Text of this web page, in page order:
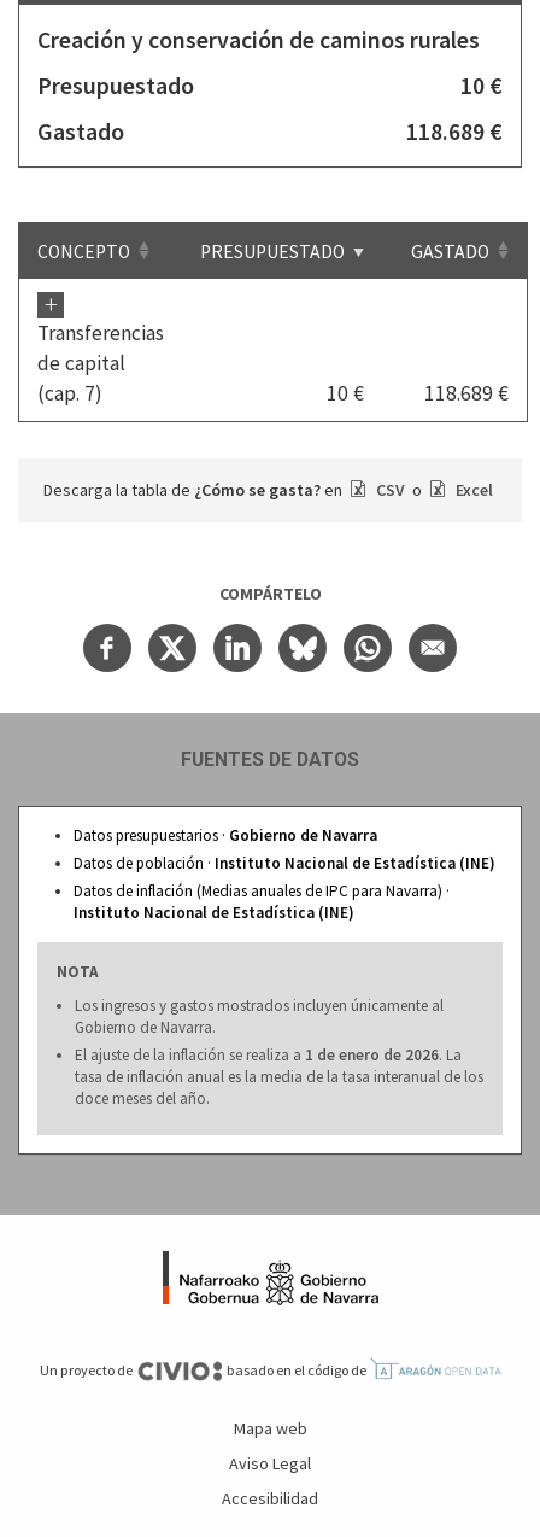
Creación y conservación de caminos rurales
Presupuestado
10 €
Gastado
118.689 €
CONCEPTO PRESUPUESTADO GASTADO
+
Transferencias
de capital
(cap. 7)
10 € 118.689 €
Descarga la tabla de ¿Cómo se gasta?en CSV o Excel
COMPÁRTELO
FUENTES DE DATOS
Datos presupuestarios · Gobierno de Navarra
Datos de población · Instituto Nacional de Estadística (INE)
Datos de inflación (Medias anuales de IPC para Navarra) ·
Instituto Nacional de Estadística (INE)
NOTA
Los ingresos y gastos mostrados incluyen únicamente al
Gobierno de Navarra.
El ajuste de la inflación se realiza a 1 de enero de 2026. La
tasa de inflación anual es la media de la tasa interanual de los
doce meses del año.
Un proyecto de basado en el código de
Mapa web
Aviso Legal
Accesibilidad